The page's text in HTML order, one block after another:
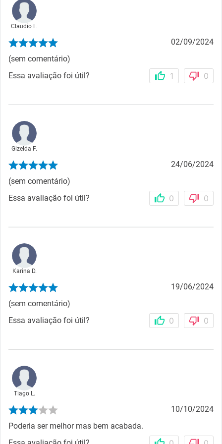
Claudio L.
02/09/2024
(sem comentário)
Essa avaliação foi útil?
1 0
Gizelda F.
24/06/2024
(sem comentário)
Essa avaliação foi útil?
0 0
Karina D.
19/06/2024
(sem comentário)
Essa avaliação foi útil?
0 0
Tiago L.
10/10/2024
Poderia ser melhor mas bem acabada.